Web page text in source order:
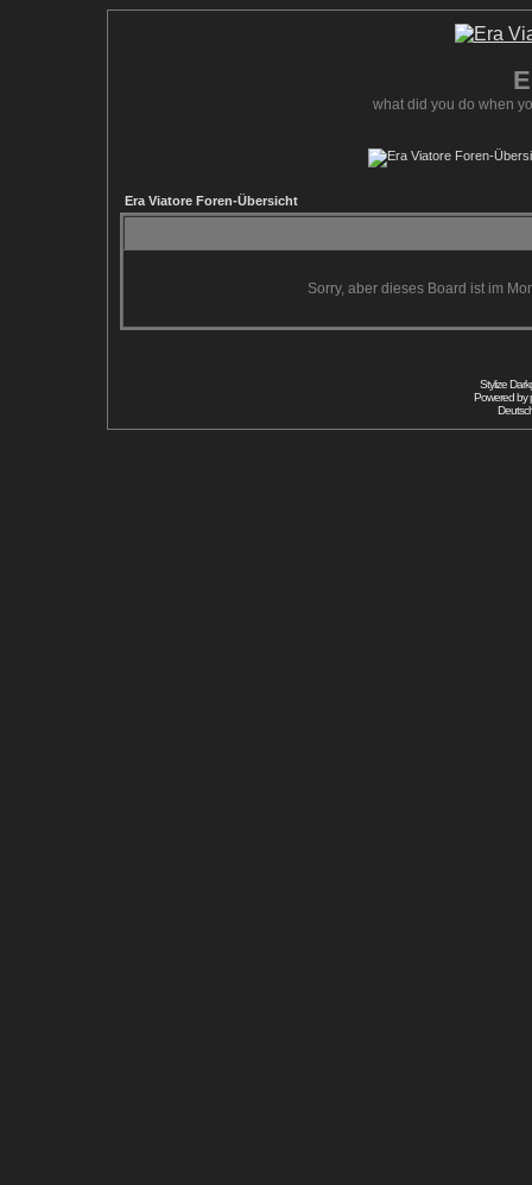
what did you do when
Era Viatore Foren-Übersicht
Sorry, aber dieses Board ist im
Stylize
Powered by